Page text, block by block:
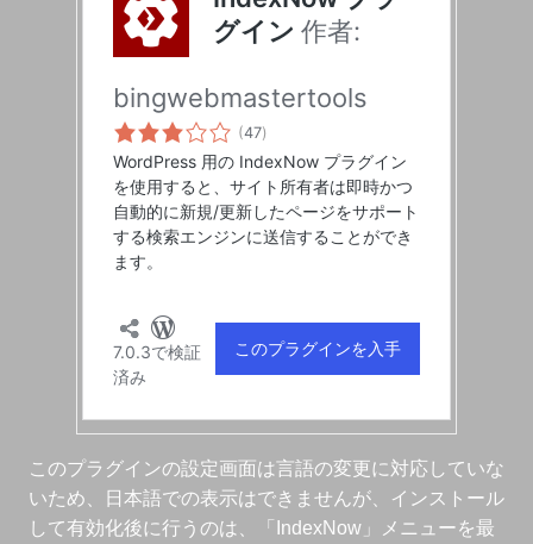
このプラグインの設定画面は言語の変更に対応していな
いため、日本語での表示はできませんが、インストール
して有効化後に行うのは、「IndexNow」メニューを最